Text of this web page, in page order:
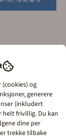
byggeplass i
1 x 3
Kjøp
og
generere
(inkludert
helt frivillig. Du kan
dine per
trekke tilbake